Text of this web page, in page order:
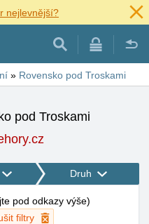
nejlevnější?
» Rovensko pod Troskami
pod Troskami
Druh
pod odkazy výše)
filtry